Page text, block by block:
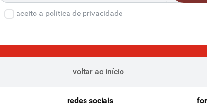
aceito a política de privacidade
voltar ao início
redes sociais